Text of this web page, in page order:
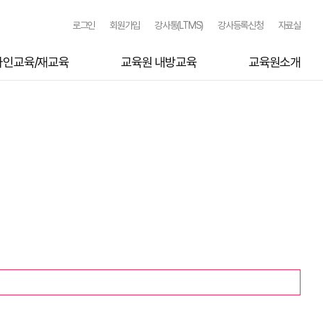
로그인 회원가입 강사통(LTMS) 강사등록신청 자료실
인교육/재교육 교육원 내방교육 교육원소개